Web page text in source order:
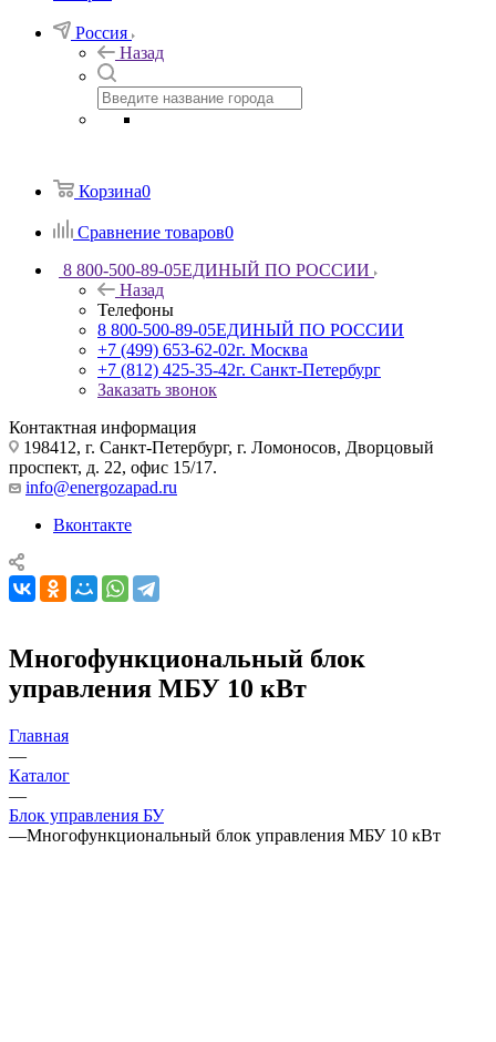
Россия
Назад
Корзина0
Сравнение товаров0
8 800-500-89-05ЕДИНЫЙ ПО РОССИИ
Назад
Телефоны
8 800-500-89-05ЕДИНЫЙ ПО РОССИИ
+7 (499) 653-62-02г. Москва
+7 (812) 425-35-42г. Санкт-Петербург
Заказать звонок
Контактная информация
198412, г. Санкт-Петербург, г. Ломоносов, Дворцовый
проспект, д. 22, офис 15/17.
info@energozapad.ru
Вконтакте
Многофункциональный блок
управления МБУ 10 кВт
Главная
—
Каталог
—
Блок управления БУ
—Многофункциональный блок управления МБУ 10 кВт